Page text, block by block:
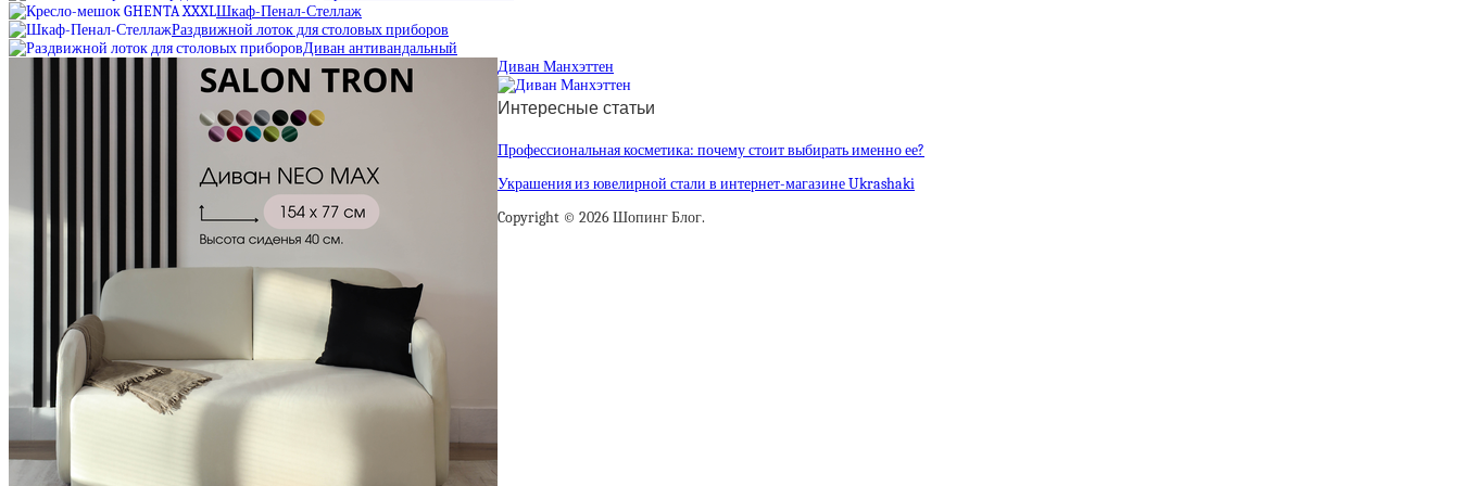
Шкаф-Пенал-Стеллаж
Раздвижной лоток для столовых приборов
Диван антивандальный
Диван Манхэттен
Интересные статьи
Профессиональная косметика: почему стоит выбирать именно ее?
Украшения из ювелирной стали в интернет-магазине Ukrashaki
Copyright © 2026 Шопинг Блог.